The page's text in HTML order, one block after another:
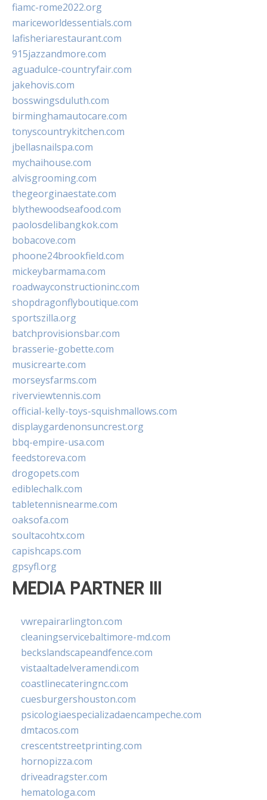
fiamc-rome2022.org
mariceworldessentials.com
lafisheriarestaurant.com
915jazzandmore.com
aguadulce-countryfair.com
jakehovis.com
bosswingsduluth.com
birminghamautocare.com
tonyscountrykitchen.com
jbellasnailspa.com
mychaihouse.com
alvisgrooming.com
thegeorginaestate.com
blythewoodseafood.com
paolosdelibangkok.com
bobacove.com
phoone24brookfield.com
mickeybarmama.com
roadwayconstructioninc.com
shopdragonflyboutique.com
sportszilla.org
batchprovisionsbar.com
brasserie-gobette.com
musicrearte.com
morseysfarms.com
riverviewtennis.com
official-kelly-toys-squishmallows.com
displaygardenonsuncrest.org
bbq-empire-usa.com
feedstoreva.com
drogopets.com
ediblechalk.com
tabletennisnearme.com
oaksofa.com
soultacohtx.com
capishcaps.com
gpsyfl.org
MEDIA PARTNER III
vwrepairarlington.com
cleaningservicebaltimore-md.com
beckslandscapeandfence.com
vistaaltadelveramendi.com
coastlinecateringnc.com
cuesburgershouston.com
psicologiaespecializadaencampeche.com
dmtacos.com
crescentstreetprinting.com
hornopizza.com
driveadragster.com
hematologa.com